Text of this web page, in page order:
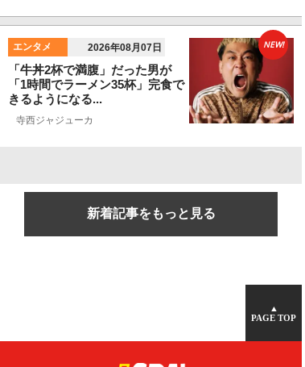
エンタメ 2026年08月07日
「牛丼2杯で満腹」だった男が
「1時間でラーメン35杯」完食で
きるようになる...
寺西ジャジューカ
NEW!
新着記事をもっと見る
▲
PAGE TOP